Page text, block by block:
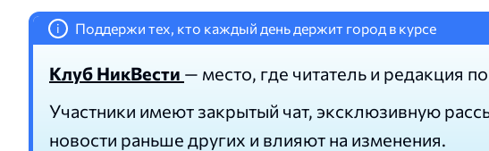
i Поддержи тех, кто каждый день держит город в курсе
Клуб НикВести — место, где читатель и редакция
Участники имеют закрытый чат, эксклюзивную
новости раньше других и влияют на изменения.